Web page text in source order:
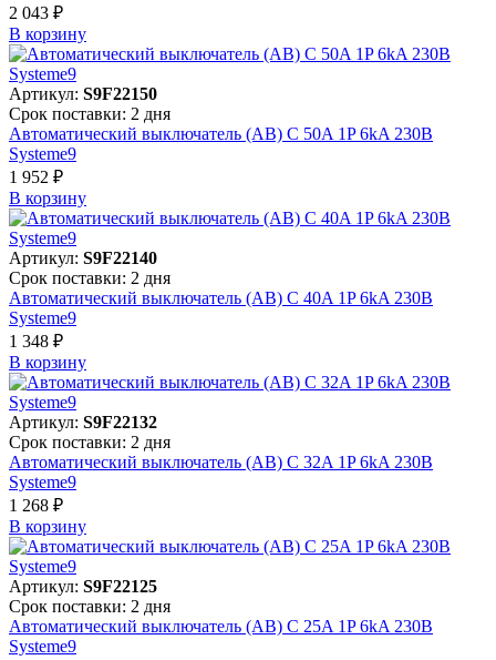
2 043 ₽
В корзинy
Артикул: S9F22150
Срок поставки: 2 дня
Автоматический выключатель (АВ) C 50A 1P 6kA 230В
Systeme9
1 952 ₽
В корзинy
Артикул: S9F22140
Срок поставки: 2 дня
Автоматический выключатель (АВ) C 40A 1P 6kA 230В
Systeme9
1 348 ₽
В корзинy
Артикул: S9F22132
Срок поставки: 2 дня
Автоматический выключатель (АВ) C 32A 1P 6kA 230В
Systeme9
1 268 ₽
В корзинy
Артикул: S9F22125
Срок поставки: 2 дня
Автоматический выключатель (АВ) C 25A 1P 6kA 230В
Systeme9